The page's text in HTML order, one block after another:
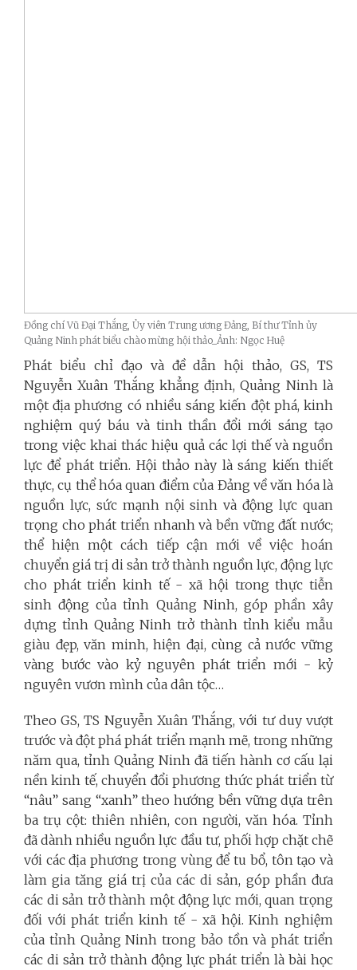
Đồng chí Vũ Đại Thắng, Ủy viên Trung ương Đảng, Bí thư Tỉnh ủy
Quảng Ninh phát biểu chào mừng hội thảo_Ảnh: Ngọc Huệ
Phát biểu chỉ đạo và đề dẫn hội thảo, GS, TS
Nguyễn Xuân Thắng khẳng định, Quảng Ninh là
một địa phương có nhiều sáng kiến đột phá, kinh
nghiệm quý báu và tinh thần đổi mới sáng tạo
trong việc khai thác hiệu quả các lợi thế và nguồn
lực để phát triển. Hội thảo này là sáng kiến thiết
thực, cụ thể hóa quan điểm của Đảng về văn hóa là
nguồn lực, sức mạnh nội sinh và động lực quan
trọng cho phát triển nhanh và bền vững đất nước;
thể hiện một cách tiếp cận mới về việc hoán
chuyển giá trị di sản trở thành nguồn lực, động lực
cho phát triển kinh tế - xã hội trong thực tiễn
sinh động của tỉnh Quảng Ninh, góp phần xây
dựng tỉnh Quảng Ninh trở thành tỉnh kiểu mẫu
giàu đẹp, văn minh, hiện đại, cùng cả nước vững
vàng bước vào kỷ nguyên phát triển mới - kỷ
nguyên vươn mình của dân tộc…
Theo GS, TS Nguyễn Xuân Thắng, với tư duy vượt
trước và đột phá phát triển mạnh mẽ, trong những
năm qua, tỉnh Quảng Ninh đã tiến hành cơ cấu lại
nền kinh tế, chuyển đổi phương thức phát triển từ
“nâu” sang “xanh” theo hướng bền vững dựa trên
ba trụ cột: thiên nhiên, con người, văn hóa. Tỉnh
đã dành nhiều nguồn lực đầu tư, phối hợp chặt chẽ
với các địa phương trong vùng để tu bổ, tôn tạo và
làm gia tăng giá trị của các di sản, góp phần đưa
các di sản trở thành một động lực mới, quan trọng
đối với phát triển kinh tế - xã hội. Kinh nghiệm
của tỉnh Quảng Ninh trong bảo tồn và phát triển
các di sản trở thành động lực phát triển là bài học